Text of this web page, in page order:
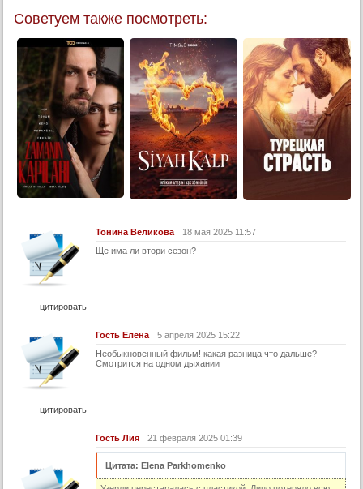
Советуем также посмотреть:
Тонина Великова
18 мая 2025 11:57
Ще има ли втори сезон?
цитировать
Гость Елена
5 апреля 2025 15:22
Необыкновенный фильм! какая разница что дальше?
Смотрится на одном дыхании
цитировать
Гость Лия 21 февраля 2025 01:39
Цитата: Elena Parkhomenko